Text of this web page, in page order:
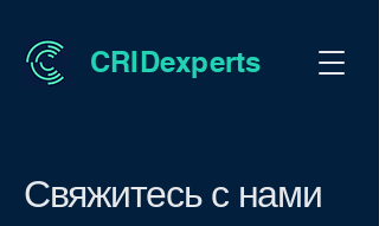
CRIDexperts
Свяжитесь с нами